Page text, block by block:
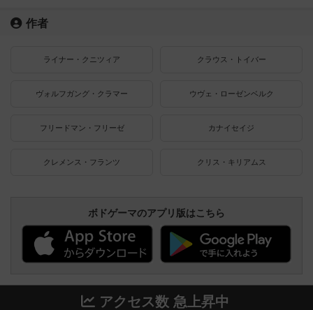
作者
ライナー・クニツィア クラウス・トイバー
ヴォルフガング・クラマー ウヴェ・ローゼンベルク
フリードマン・フリーゼ カナイセイジ
クレメンス・フランツ クリス・キリアムス
ボドゲーマのアプリ版はこちら
アクセス数 急上昇中